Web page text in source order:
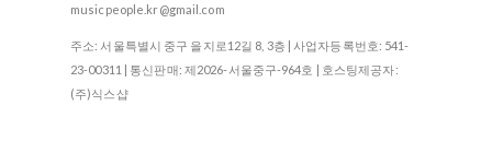
musicpeople.kr@gmail.com
주소: 서울특별시 중구 을지로12길 8, 3층 | 사업자등록번호: 541-
23-00311 | 통신판매: 제2026-서울중구-964호 | 호스팅제공자:
(주)식스샵